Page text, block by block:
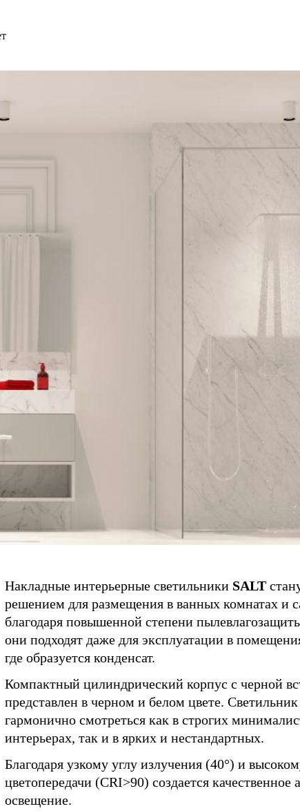
Накладные интерьерные светильники SALT
решением для размещения в ванных комнатах и
благодаря повышенной степени
они подходят даже для эксплуатации в
где образуется конденсат.
Компактный цилиндрический корпус с черной
представлен в черном и белом цвете. Светильник
гармонично смотреться как в строгих
интерьерах, так и в ярких и нестандартных.
Благодаря узкому углу излучения (40°) и
цветопередачи (CRI>90) создается качественное
освещение.